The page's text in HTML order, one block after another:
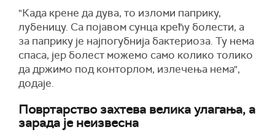
"Када крене да дува, то изломи паприку,
лубеницу. Са појавом сунца крећу болести, а
за паприку је најпогубнија бактериоза. Ту нема
спаса, јер болест можемо само колико толико
да држимо под конторлом, излечења нема",
додаје.
Повртарство захтева велика улагања, а
зарада је неизвесна